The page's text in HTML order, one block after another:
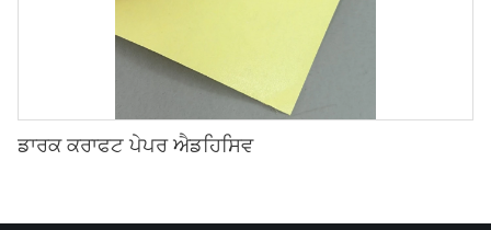
ਡਾਰਕ ਕਰਾਫਟ ਪੇਪਰ ਐਡਹਿਸਿਵ